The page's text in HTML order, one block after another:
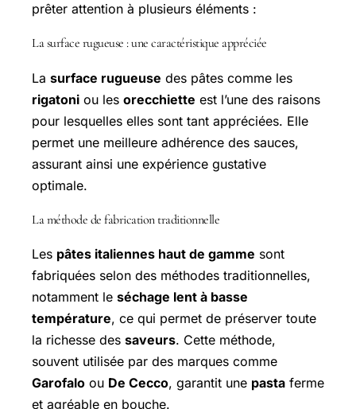
prêter attention à plusieurs éléments :
Lasurface rugueuse : une caractéristique appréciée
La surface rugueuse des pâtes comme les
rigatoni ou les orecchiette est l’une des raisons
pour lesquelles elles sont tant appréciées. Elle
permet une meilleure adhérence des sauces,
assurant ainsi une expérience gustative
optimale.
Laméthode de fabrication traditionnelle
Les pâtes italiennes haut de gamme sont
fabriquées selon des méthodes traditionnelles,
notamment le séchage lent à basse
température, ce qui permet de préserver toute
la richesse des saveurs. Cette méthode,
souvent utilisée par des marques comme
Garofalo ou De Cecco, garantit une pasta ferme
et agréable en bouche.